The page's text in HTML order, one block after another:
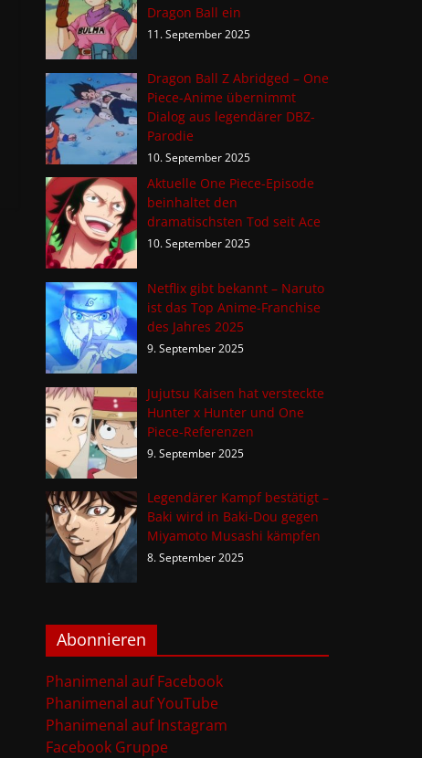
Dragon Ball ein
11. September 2025
Dragon Ball Z Abridged – One
Piece-Anime übernimmt
Dialog aus legendärer DBZ-
Parodie
10. September 2025
Aktuelle One Piece-Episode
beinhaltet den
dramatischsten Tod seit Ace
10. September 2025
Netflix gibt bekannt – Naruto
ist das Top Anime-Franchise
des Jahres 2025
9. September 2025
Jujutsu Kaisen hat versteckte
Hunter x Hunter und One
Piece-Referenzen
9. September 2025
Legendärer Kampf bestätigt –
Baki wird in Baki-Dou gegen
Miyamoto Musashi kämpfen
8. September 2025
Abonnieren
Phanimenal auf Facebook
Phanimenal auf YouTube
Phanimenal auf Instagram
Facebook Gruppe